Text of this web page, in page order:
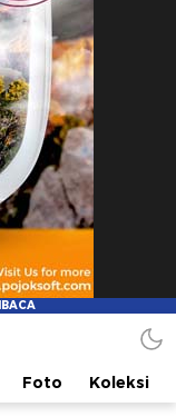
Foto Koleksi